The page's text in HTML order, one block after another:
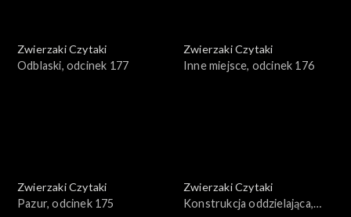
Zwierzaki Czytaki
Odblaski, odcinek 177
Zwierzaki Czytaki
Inne miejsce, odcinek 176
Zwierzaki Czytaki
Pazur, odcinek 175
Zwierzaki Czytaki
Konstrukcja oddzielająca,